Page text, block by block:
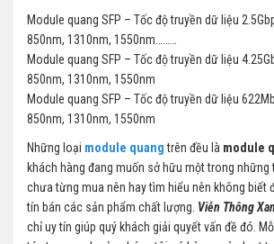
Module quang SFP – Tốc độ truyền dữ liệu
850nm, 1310nm, 1550nm………
Module quang SFP – Tốc độ truyền dữ liệu
850nm, 1310nm, 1550nm
Module quang SFP – Tốc độ truyền dữ liệu
850nm, 1310nm, 1550nm
Những loại module quangtrên đều là module
khách hàng đang muốn sở hữu một trong những
chưa từng mua nên hay tìm hiểu nên không biết
tín bán các sản phẩm chất lượng. Viễn Thông
chỉ uy tín giúp quý khách giải quyết vấn đề đó.